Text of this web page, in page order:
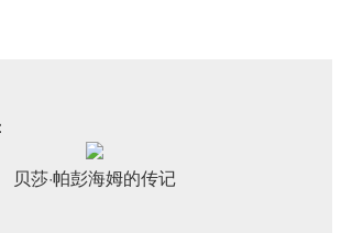
贝莎·帕彭海姆的传记